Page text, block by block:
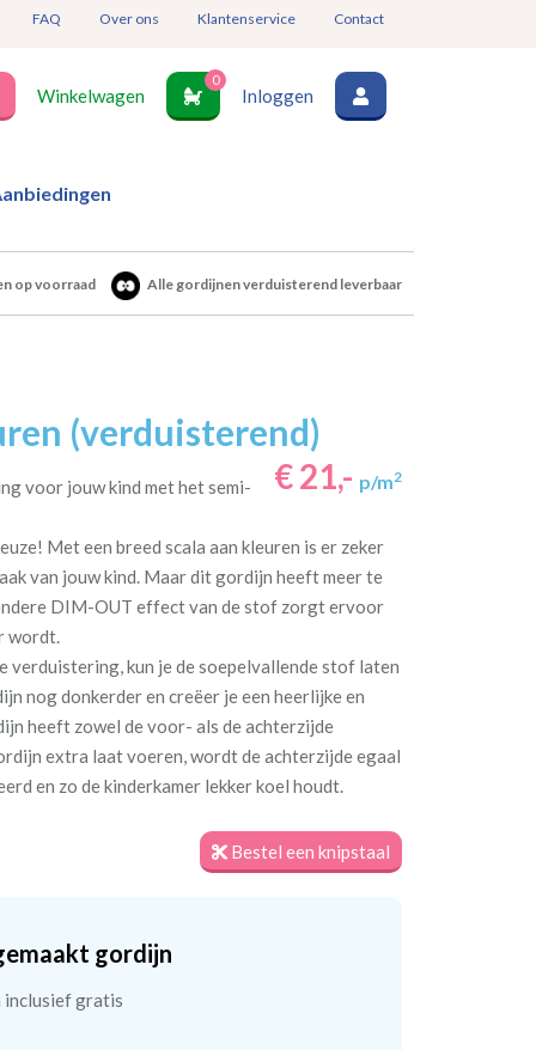
FAQ Over ons Klantenservice Contact
Winkelwagen
0
Inloggen
op voorraad Alle gordijnen verduisterend leverbaar
(verduisterend)
€ 21,- p/m2
voor jouw kind met het semi-
Met een breed scala aan kleuren is er zeker
van jouw kind. Maar dit gordijn heeft meer te
DIM-OUT effect van de stof zorgt ervoor
wordt.
verduistering, kun je de soepelvallende stof laten
nog donkerder en creëer je een heerlijke en
heeft zowel de voor- als de achterzijde
extra laat voeren, wordt de achterzijde egaal
en zo de kinderkamer lekker koel houdt.
Bestel een knipstaal
gordijn
inclusief gratis